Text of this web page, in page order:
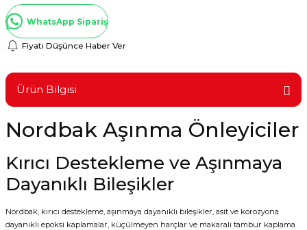
Aletleri
WhatsApp Sipariş
Fiyatı Düşünce Haber Ver
Ürün Bilgisi
Nordbak Aşınma Önleyiciler
Kırıcı Destekleme ve Aşınmaya
Dayanıklı Bileşikler
Nordbak, kırıcı destekleme, aşınmaya dayanıklı bileşikler, asit ve korozyona
dayanıklı epoksi kaplamalar, küçülmeyen harçlar ve makaralı tambur kaplama